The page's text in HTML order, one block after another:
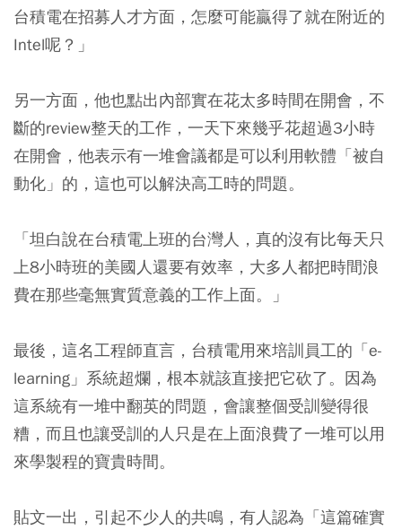
台積電在招募人才方面，怎麼可能贏得了就在附近的
Intel呢？」
另一方面，他也點出內部實在花太多時間在開會，不
斷的review整天的工作，一天下來幾乎花超過3小時
在開會，他表示有一堆會議都是可以利用軟體「被自
動化」的，這也可以解決高工時的問題。
「坦白說在台積電上班的台灣人，真的沒有比每天只
上8小時班的美國人還要有效率，大多人都把時間浪
費在那些毫無實質意義的工作上面。」
最後，這名工程師直言，台積電用來培訓員工的「e-
learning」系統超爛，根本就該直接把它砍了。因為
這系統有一堆中翻英的問題，會讓整個受訓變得很
糟，而且也讓受訓的人只是在上面浪費了一堆可以用
來學製程的寶貴時間。
貼文一出，引起不少人的共鳴，有人認為「這篇確實